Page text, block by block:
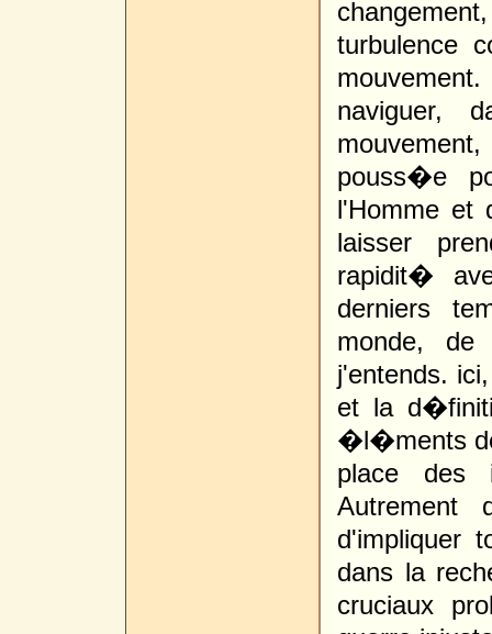
turbulence
naviguer,
pouss�e
l'Homme et
laisser
rapidit�
derniers
monde,
j'entends.
et la
�l�ments
place des
d'impliquer
dans la
cruciaux